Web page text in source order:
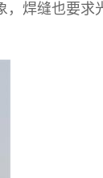
焊缝也要求